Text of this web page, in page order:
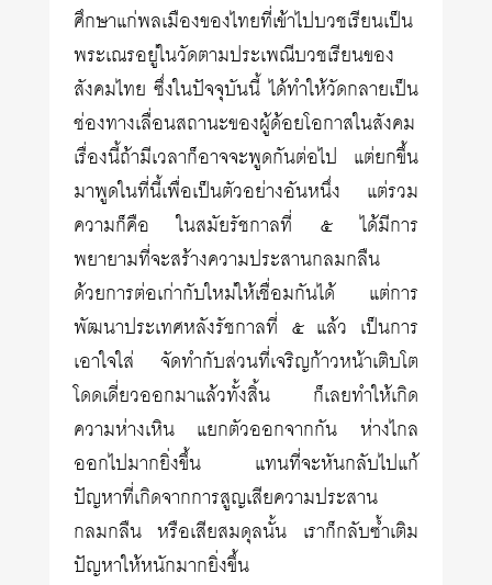
ศึกษาแก่พลเมืองของไทยที่เข้าไปบวชเรียนเป็น
พระเณรอยู่ในวัดตามประเพณีบวชเรียนของ
สังคมไทย ซึ่งในปัจจุบันนี้ ได้ทำให้วัดกลายเป็น
ช่องทางเลื่อนสถานะของผู้ด้อยโอกาสในสังคม
เรื่องนี้ถ้ามีเวลาก็อาจจะพูดกันต่อไป แต่ยกขึ้น
มาพูดในที่นี้เพื่อเป็นตัวอย่างอันหนึ่ง แต่รวม
ความก็คือ ในสมัยรัชกาลที่ ๕ ได้มีการ
พยายามที่จะสร้างความประสานกลมกลืน
ด้วยการต่อเก่ากับใหม่ให้เชื่อมกันได้ แต่การ
พัฒนาประเทศหลังรัชกาลที่ ๕ แล้ว เป็นการ
เอาใจใส่ จัดทำกับส่วนที่เจริญก้าวหน้าเติบโต
โดดเดี่ยวออกมาแล้วทั้งสิ้น ก็เลยทำให้เกิด
ความห่างเหิน แยกตัวออกจากกัน ห่างไกล
ออกไปมากยิ่งขึ้น แทนที่จะหันกลับไปแก้
ปัญหาที่เกิดจากการสูญเสียความประสาน
กลมกลืน หรือเสียสมดุลนั้น เราก็กลับซ้ำเติม
ปัญหาให้หนักมากยิ่งขึ้น